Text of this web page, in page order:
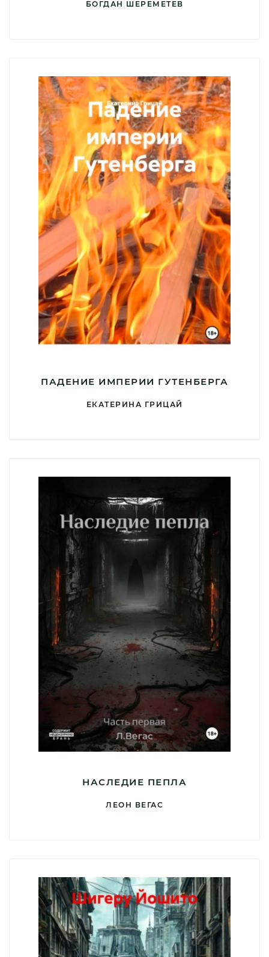
БОГДАН ШЕРЕМЕТЕВ
ПАДЕНИЕ ИМПЕРИИ ГУТЕНБЕРГА
ЕКАТЕРИНА ГРИЦАЙ
НАСЛЕДИЕ ПЕПЛА
ЛЕОН ВЕГАС